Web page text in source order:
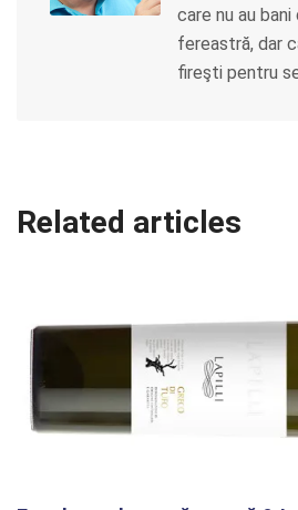
care nu au
fereastră, dar
fireşti pentru
Related articles